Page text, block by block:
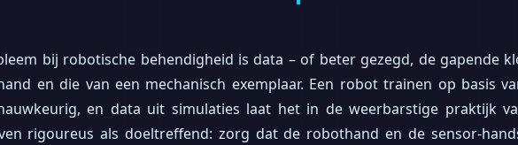
bij robotische behendigheid is data – of beter gezegd, de gapende
en die van een mechanisch exemplaar. Een robot trainen op basis
en data uit simulaties laat het in de weerbarstige praktijk
rigoureus als doeltreffend: zorg dat de robothand en de sensor-